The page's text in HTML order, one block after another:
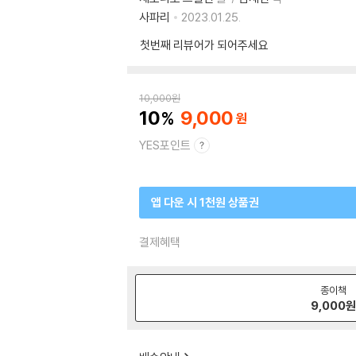
사파리
2023.01.25.
첫번째 리뷰어가 되어주세요
10,000원
10 9,000
YES포인트
앱 다운 시 1천원 상품권
결제혜택
종이책
9,000원